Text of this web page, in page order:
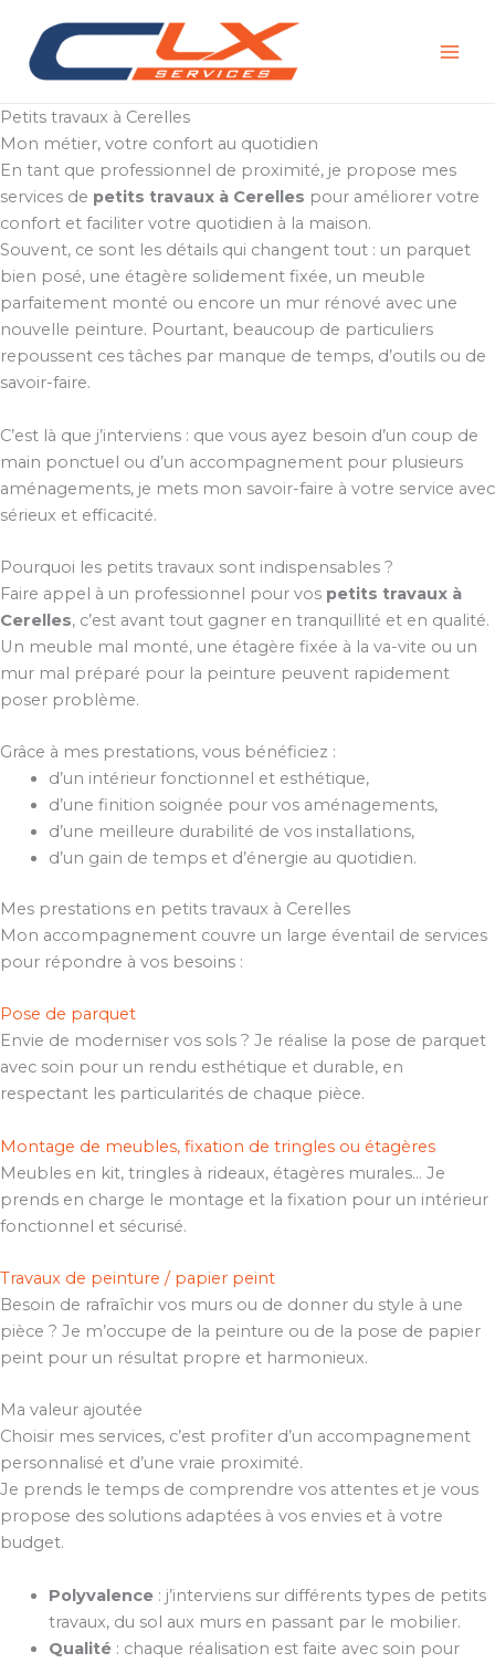
contenu
Petits travaux à Cerelles
Mon métier, votre confort au quotidien
En tant que professionnel de proximité, je propose mes
services de petits travaux à Cerelles pour améliorer votre
confort et faciliter votre quotidien à la maison.
Souvent, ce sont les détails qui changent tout : un parquet
bien posé, une étagère solidement fixée, un meuble
parfaitement monté ou encore un mur rénové avec une
nouvelle peinture. Pourtant, beaucoup de particuliers
repoussent ces tâches par manque de temps, d’outils ou de
savoir-faire.
C’est là que j’interviens : que vous ayez besoin d’un coup de
main ponctuel ou d’un accompagnement pour plusieurs
aménagements, je mets mon savoir-faire à votre service avec
sérieux et efficacité.
Pourquoi les petits travaux sont indispensables ?
Faire appel à un professionnel pour vos petits travaux à
Cerelles, c’est avant tout gagner en tranquillité et en qualité.
Un meuble mal monté, une étagère fixée à la va-vite ou un
mur mal préparé pour la peinture peuvent rapidement
poser problème.
Grâce à mes prestations, vous bénéficiez :
d’un intérieur fonctionnel et esthétique,
d’une finition soignée pour vos aménagements,
d’une meilleure durabilité de vos installations,
d’un gain de temps et d’énergie au quotidien.
Mes prestations en petits travaux à Cerelles
Mon accompagnement couvre un large éventail de services
pour répondre à vos besoins :
Pose de parquet
Envie de moderniser vos sols ? Je réalise la pose de parquet
avec soin pour un rendu esthétique et durable, en
respectant les particularités de chaque pièce.
Montage de meubles, fixation de tringles ou étagères
Meubles en kit, tringles à rideaux, étagères murales… Je
prends en charge le montage et la fixation pour un intérieur
fonctionnel et sécurisé.
Travaux de peinture / papier peint
Besoin de rafraîchir vos murs ou de donner du style à une
pièce ? Je m’occupe de la peinture ou de la pose de papier
peint pour un résultat propre et harmonieux.
Ma valeur ajoutée
Choisir mes services, c’est profiter d’un accompagnement
personnalisé et d’une vraie proximité.
Je prends le temps de comprendre vos attentes et je vous
propose des solutions adaptées à vos envies et à votre
budget.
Polyvalence: j’interviens sur différents types de petits
travaux, du sol aux murs en passant par le mobilier.
Qualité: chaque réalisation est faite avec soin pour